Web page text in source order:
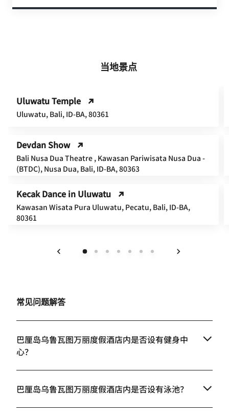
当地景点
Uluwatu Temple
Uluwatu, Bali, ID-BA, 80361
Devdan Show
Bali Nusa Dua Theatre , Kawasan Pariwisata Nusa Dua -
(BTDC), Nusa Dua, Bali, ID-BA, 80363
Kecak Dance in Uluwatu
Kawasan Wisata Pura Uluwatu, Pecatu, Bali, ID-BA,
80361
常见问题解答
巴厘岛乌鲁瓦图万丽度假酒店内是否设有健身中
心？
巴厘岛乌鲁瓦图万丽度假酒店内是否设有泳池？